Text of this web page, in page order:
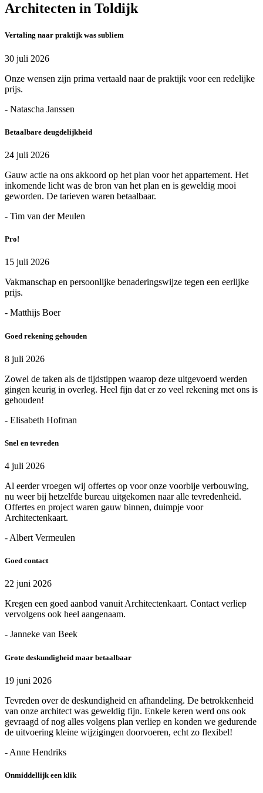
Architecten in Toldijk
Vertaling naar praktijk was subliem
30 juli 2026
Onze wensen zijn prima vertaald naar de praktijk voor een redelijke
prijs.
- Natascha Janssen
Betaalbare deugdelijkheid
24 juli 2026
Gauw actie na ons akkoord op het plan voor het appartement. Het
inkomende licht was de bron van het plan en is geweldig mooi
geworden. De tarieven waren betaalbaar.
- Tim van der Meulen
Pro!
15 juli 2026
Vakmanschap en persoonlijke benaderingswijze tegen een eerlijke
prijs.
- Matthijs Boer
Goed rekening gehouden
8 juli 2026
Zowel de taken als de tijdstippen waarop deze uitgevoerd werden
gingen keurig in overleg. Heel fijn dat er zo veel rekening met ons is
gehouden!
- Elisabeth Hofman
Snel en tevreden
4 juli 2026
Al eerder vroegen wij offertes op voor onze voorbije verbouwing,
nu weer bij hetzelfde bureau uitgekomen naar alle tevredenheid.
Offertes en project waren gauw binnen, duimpje voor
Architectenkaart.
- Albert Vermeulen
Goed contact
22 juni 2026
Kregen een goed aanbod vanuit Architectenkaart. Contact verliep
vervolgens ook heel aangenaam.
- Janneke van Beek
Grote deskundigheid maar betaalbaar
19 juni 2026
Tevreden over de deskundigheid en afhandeling. De betrokkenheid
van onze architect was geweldig fijn. Enkele keren werd ons ook
gevraagd of nog alles volgens plan verliep en konden we gedurende
de uitvoering kleine wijzigingen doorvoeren, echt zo flexibel!
- Anne Hendriks
Onmiddellijk een klik